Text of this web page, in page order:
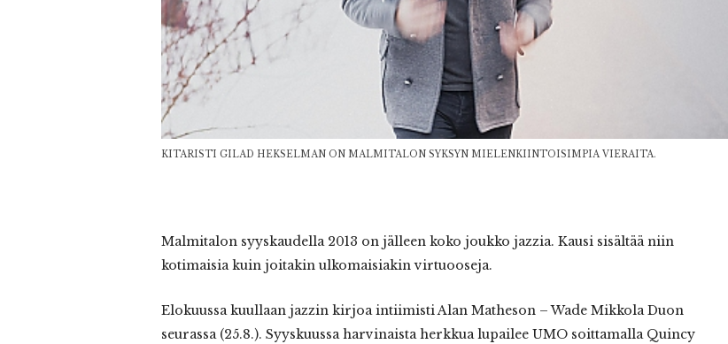
KITARISTI GILAD HEKSELMAN ON MALMITALON SYKSYN MIELENKIINTOISIMPIA VIERAITA.
Malmitalon syyskaudella 2013 on jälleen koko joukko jazzia. Kausi sisältää niin
kotimaisia kuin joitakin ulkomaisiakin virtuooseja.
Elokuussa kuullaan jazzin kirjoa intiimisti Alan Matheson – Wade Mikkola Duon
seurassa (25.8.). Syyskuussa harvinaista herkkua lupailee UMO soittamalla Quincy